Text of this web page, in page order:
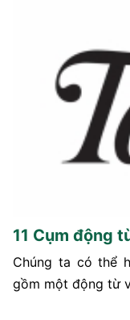
11 Cụm động
Chúng ta có thể
gồm một động từ